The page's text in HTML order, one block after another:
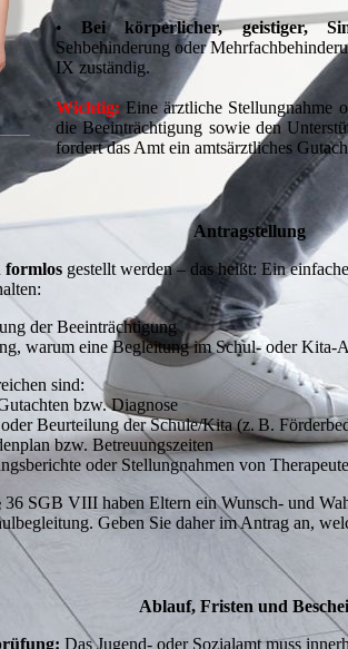
•Bei körperlicher, geistiger,
Sehbehinderung oder
IX zuständig.
Wichtig:Eine ärztliche Stellungnahme
die Beeinträchtigung sowie den
fordert das Amt ein amtsärztliches
Antragstellung
formlos gestellt werden – das heißt: Ein
der Beeinträchtigung
warum eine Begleitung im Schul- oder Kita-
sind:
bzw. Diagnose
Beurteilung der Schule/Kita (z. B.
bzw. Betreuungszeiten
oder Stellungnahmen von
SGB VIII haben Eltern ein Wunsch- und
Geben Sie daher im Antrag an,
Ablauf, Fristen und
Das Jugend- oder Sozialamt muss